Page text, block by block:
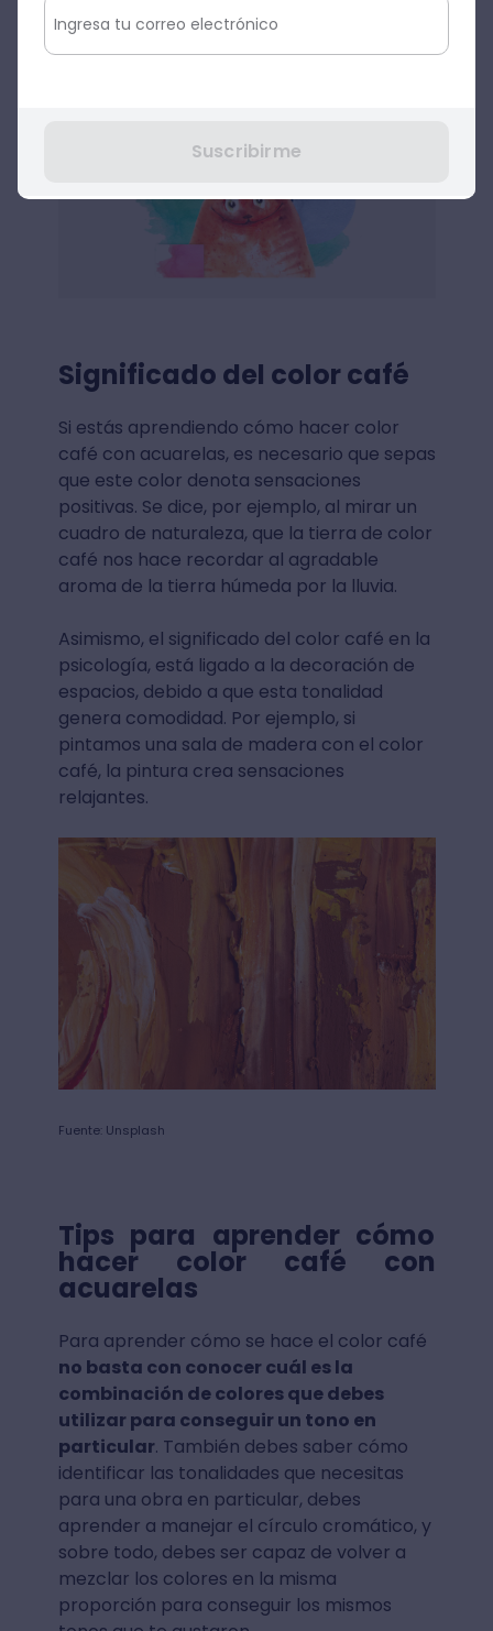
Descargar
Significado del color café
Si estás aprendiendo cómo hacer color
café con acuarelas, es necesario que sepas
que este color denota sensaciones
positivas. Se dice, por ejemplo, al mirar un
cuadro de naturaleza, que la tierra de color
café nos hace recordar al agradable
aroma de la tierra húmeda por la lluvia.
Asimismo, el significado del color café en la
psicología, está ligado a la decoración de
espacios, debido a que esta tonalidad
genera comodidad. Por ejemplo, si
pintamos una sala de madera con el color
café, la pintura crea sensaciones
relajantes.
Fuente: Unsplash
Tips para aprender cómo
hacer color café con
acuarelas
Para aprender cómo se hace el color café
no basta con conocer cuál es la
combinación de colores que debes
utilizar para conseguir un tono en
particular. También debes saber cómo
identificar las tonalidades que necesitas
para una obra en particular, debes
aprender a manejar el círculo cromático, y
sobre todo, debes ser capaz de volver a
mezclar los colores en la misma
proporción para conseguir los mismos
Suscribirme